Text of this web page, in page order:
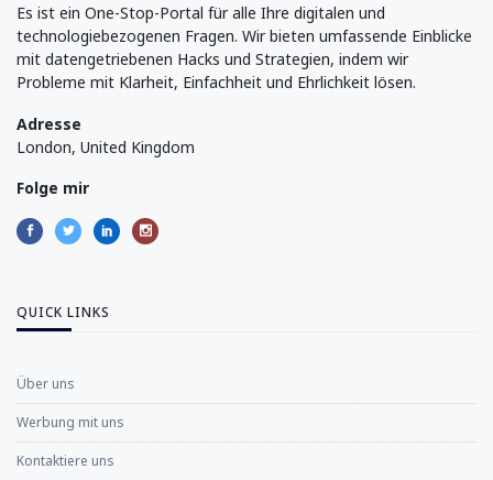
Es ist ein One-Stop-Portal für alle Ihre digitalen und
technologiebezogenen Fragen. Wir bieten umfassende Einblicke
mit datengetriebenen Hacks und Strategien, indem wir
Probleme mit Klarheit, Einfachheit und Ehrlichkeit lösen.
Adresse
London, United Kingdom
Folge mir
QUICK LINKS
Über uns
Werbung mit uns
Kontaktiere uns